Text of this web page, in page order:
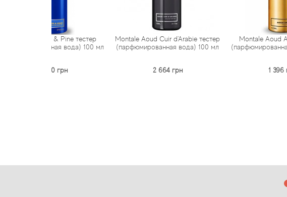
вода) 100 мл
Montale Aoud Cuir d'Arabie тестер
(парфюмированная вода) 100 мл
Montale Aoud Ambre тестер
(парфюмированная вода) 100 мл